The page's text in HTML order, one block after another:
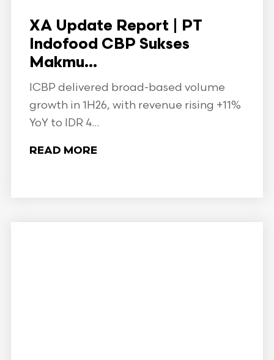
XA Update Report | PT
Indofood CBP Sukses
Makmu...
ICBP delivered broad-based volume
growth in 1H26, with revenue rising +11%
YoY to IDR 4...
READ MORE